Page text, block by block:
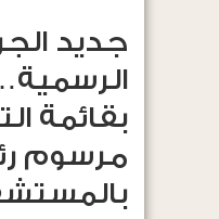
جديد
بقائمة
مرسوم